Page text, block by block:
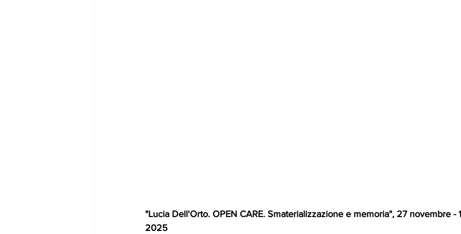
"Lucia Dell'Orto. OPEN CARE. Smaterializzazione e memoria", 27 novembre -
2025